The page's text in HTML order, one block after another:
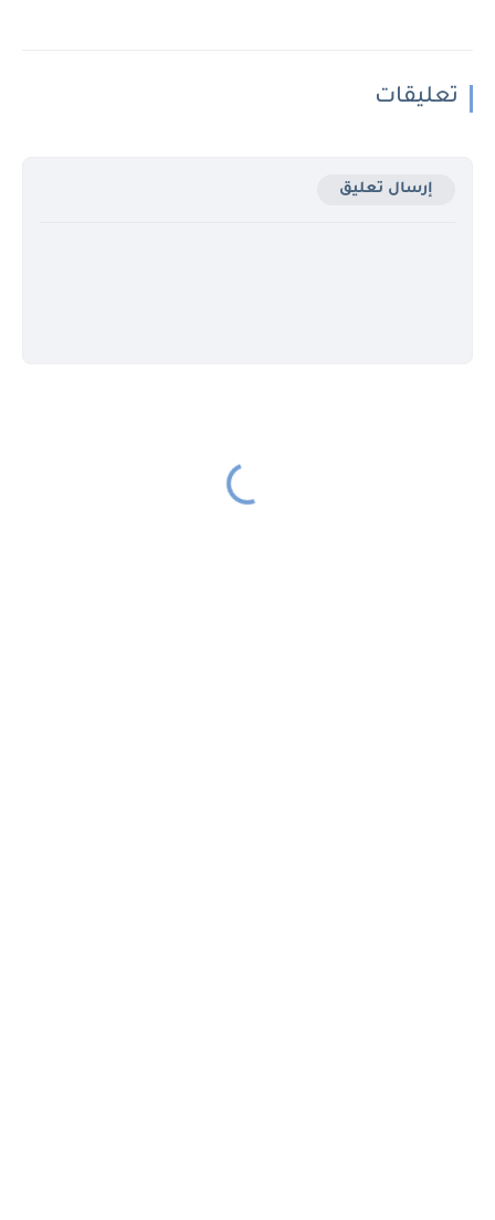
تعليقات
إرسال تعليق